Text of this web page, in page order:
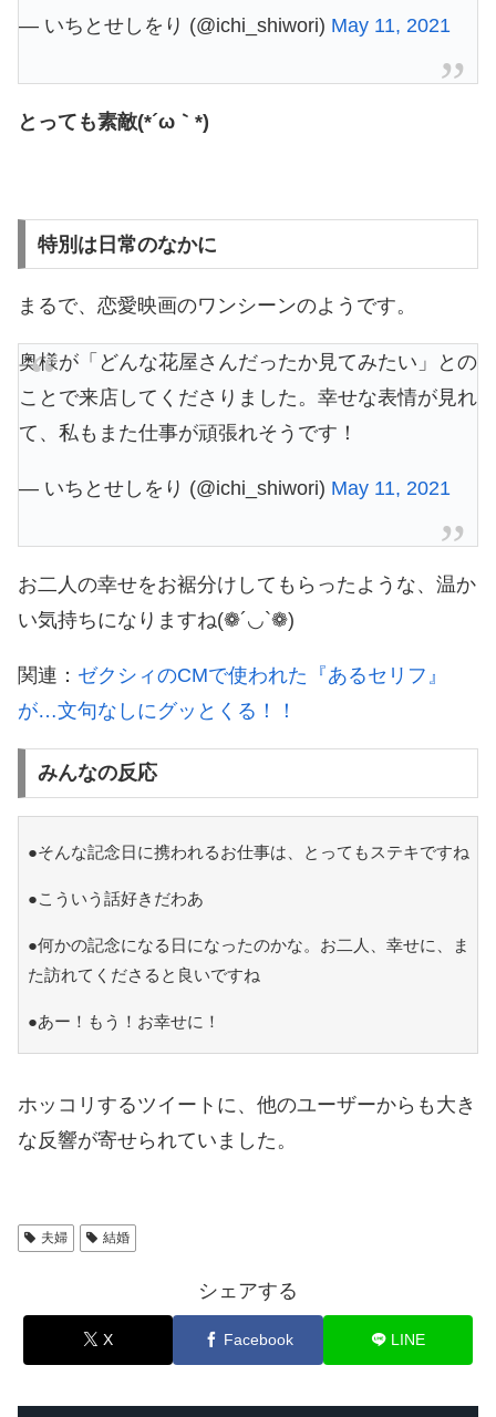
— いちとせしをり (@ichi_shiwori) May 11, 2021
とっても素敵(*´ω｀*)
特別は日常のなかに
まるで、恋愛映画のワンシーンのようです。
奥様が「どんな花屋さんだったか見てみたい」との
ことで来店してくださりました。幸せな表情が見れ
て、私もまた仕事が頑張れそうです！
— いちとせしをり (@ichi_shiwori) May 11, 2021
お二人の幸せをお裾分けしてもらったような、温か
い気持ちになりますね(❁´◡`❁)
関連： ゼクシィのCMで使われた『あるセリフ』
が…文句なしにグッとくる！！
みんなの反応
●そんな記念日に携われるお仕事は、とってもステキですね
●こういう話好きだわあ
●何かの記念になる日になったのかな。お二人、幸せに、ま
た訪れてくださると良いですね
●あー！もう！お幸せに！
ホッコリするツイートに、他のユーザーからも大き
な反響が寄せられていました。
夫婦 結婚
シェアする
X Facebook LINE